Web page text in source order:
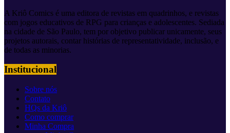
A Kriô Comics é uma editora de revistas em quadrinhos, e revistas
com jogos educativos de RPG para crianças e adolescentes. Sediada
na cidade de São Paulo, tem por objetivo publicar unicamente, seus
projetos autorais, contar histórias de representatividade, inclusão, e
de todas as minorias.
Institucional
Sobre nós
Contato
HQs da Kriô
Como comprar
Minha Compra